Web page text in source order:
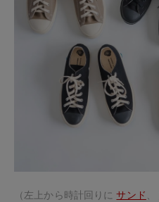
（左上から時計回りにサンド